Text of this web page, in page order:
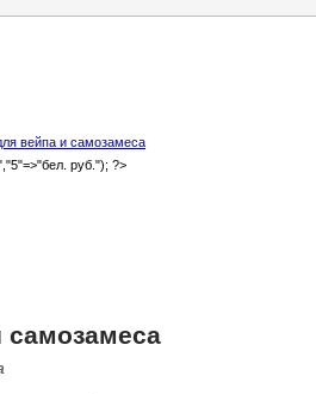
вейпа и самозамеса
руб."); ?>
самозамеса